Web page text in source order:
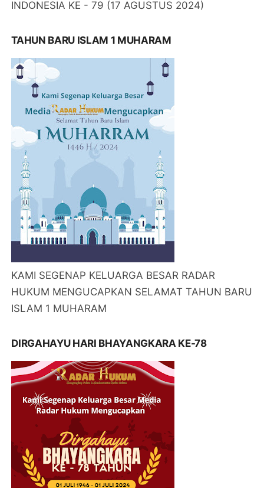
INDONESIA KE - 79 (17 AGUSTUS 2024)
TAHUN BARU ISLAM 1 MUHARAM
KAMI SEGENAP KELUARGA BESAR RADAR
HUKUM MENGUCAPKAN SELAMAT TAHUN BARU
ISLAM 1 MUHARAM
DIRGAHAYU HARI BHAYANGKARA KE-78